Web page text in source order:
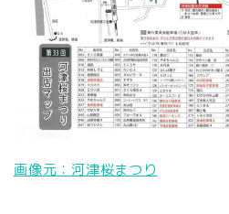
画像元：河津桜まつり